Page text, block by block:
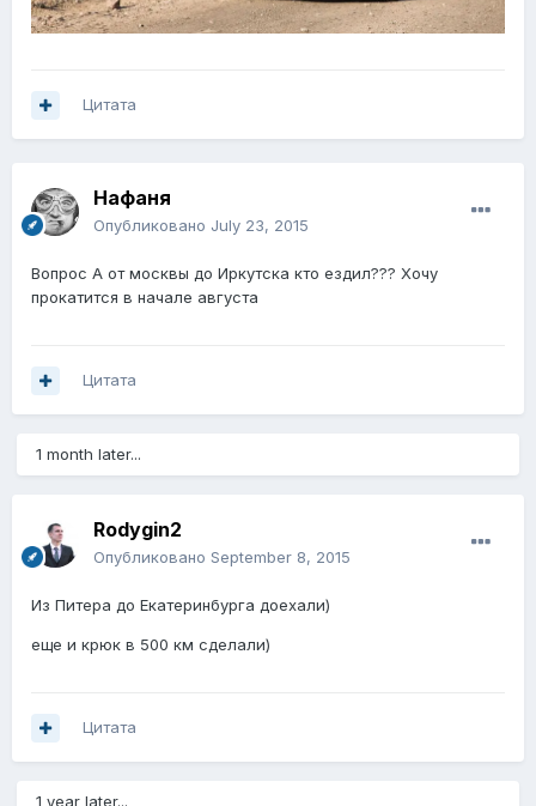
Цитата
Нафаня
Опубликовано July 23, 2015
Вопрос А от москвы до Иркутска кто ездил??? Хочу
прокатится в начале августа
Цитата
1 month later...
Rodygin2
Опубликовано September 8, 2015
Из Питера до Екатеринбурга доехали)
еще и крюк в 500 км сделали)
Цитата
1 year later...